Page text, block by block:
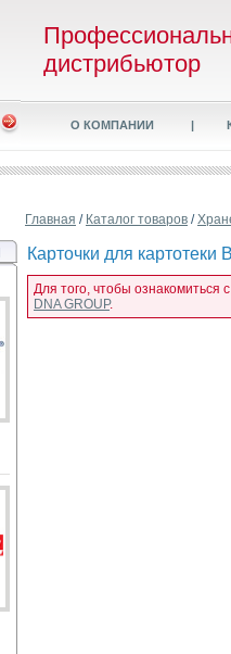
дистрибьютор
О КОМПАНИИ |
Главная / Каталог товаров /
Карточки для
Для того, чтобы ознакомиться
DNA GROUP.